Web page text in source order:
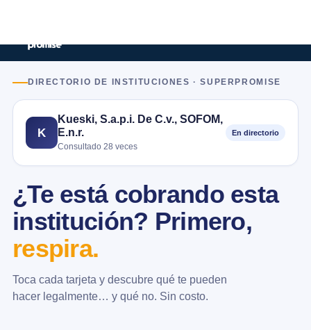
DIRECTORIO DE INSTITUCIONES · SUPERPROMISE
K
Kueski, S.a.p.i. De C.v., SOFOM,
E.n.r.
Consultado 28 veces
En directorio
¿Te está cobrando esta
institución? Primero,
respira.
Toca cada tarjeta y descubre qué te pueden
hacer legalmente… y qué no. Sin costo.